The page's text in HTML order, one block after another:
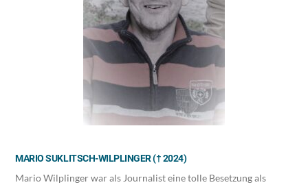
MARIO SUKLITSCH-WILPLINGER († 2024)
Mario Wilplinger war als Journalist eine tolle Besetzung als